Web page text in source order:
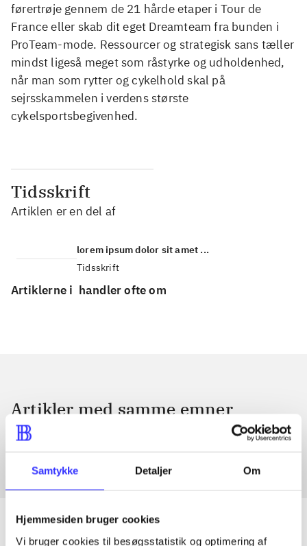
Samtykke Detaljer Om
Hjemmesiden bruger cookies
Vi bruger cookies til besøgsstatistik og optimering af
førertrøje gennem de 21 hårde etaper i Tour de
France eller skab dit eget Dreamteam fra bunden i
ProTeam-mode. Ressourcer og strategisk sans tæller
mindst ligeså meget som råstyrke og udholdenhed,
når man som rytter og cykelhold skal på
sejrsskammelen i verdens største
cykelsportsbegivenhed.
Tidsskrift
Artiklen er en del af
lorem ipsum dolor sit amet ...
Tidsskrift
Artiklerne i handler ofte om
Artikler med samme emner
Fra